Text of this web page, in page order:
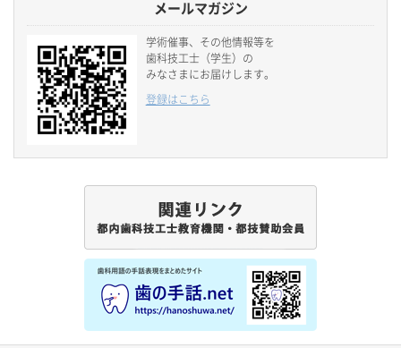
メールマガジン
学術催事、その他情報等を
歯科技工士（学生）の
みなさまにお届けします。
登録はこちら